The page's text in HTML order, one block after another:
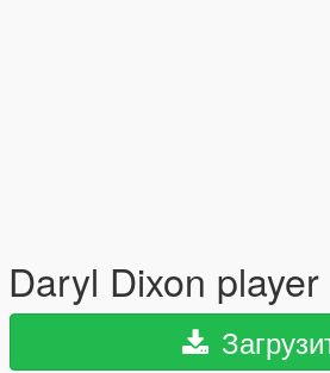
Daryl Dixon player